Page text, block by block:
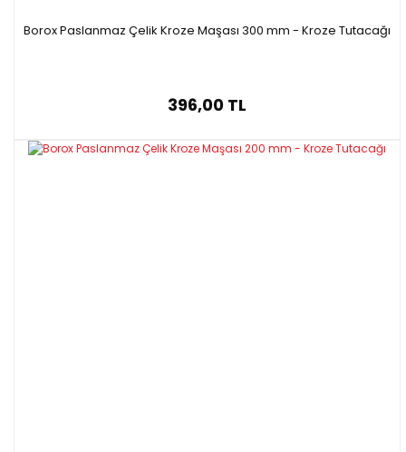
Borox Paslanmaz Çelik Kroze Maşası 300 mm - Kroze Tutacağı
396,00 TL